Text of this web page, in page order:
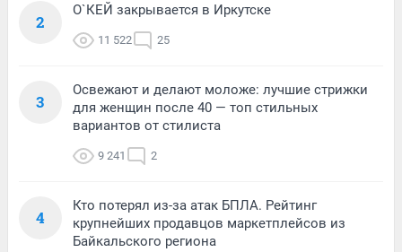
2
О`КЕЙ закрывается в Иркутске
11 522 25
3
Освежают и делают моложе: лучшие стрижки
для женщин после 40 — топ стильных
вариантов от стилиста
9 241 2
4
Кто потерял из-за атак БПЛА. Рейтинг
крупнейших продавцов маркетплейсов из
Байкальского региона